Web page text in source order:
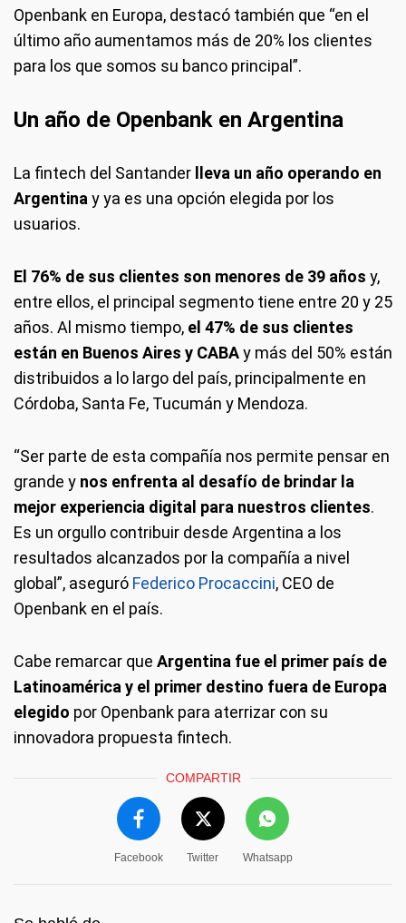
Openbank en Europa, destacó también que “en el
último año aumentamos más de 20% los clientes
para los que somos su banco principal”.
Un año de Openbank en Argentina
La fintech del Santander lleva un año operando en
Argentina y ya es una opción elegida por los
usuarios.
El 76% de sus clientes son menores de 39 años y,
entre ellos, el principal segmento tiene entre 20 y 25
años. Al mismo tiempo, el 47% de sus clientes
están en Buenos Aires y CABAy más del 50% están
distribuidos a lo largo del país, principalmente en
Córdoba, Santa Fe, Tucumán y Mendoza.
“Ser parte de esta compañía nos permite pensar en
grande y nos enfrenta al desafío de brindar la
mejor experiencia digital para nuestros clientes.
Es un orgullo contribuir desde Argentina a los
resultados alcanzados por la compañía a nivel
global”, aseguró Federico Procaccini, CEO de
Openbank en el país.
Cabe remarcar que Argentina fue el primer país de
Latinoamérica y el primer destino fuera de Europa
elegido por Openbank para aterrizar con su
innovadora propuesta fintech.
COMPARTIR
Facebook Twitter Whatsapp